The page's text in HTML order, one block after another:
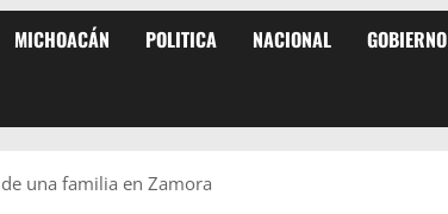
MICHOACÁN POLITICA NACIONAL GOBIERNO
una familia en Zamora